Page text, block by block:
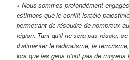
« Nous sommes profondément
estimons que le conflit israélo-
permettant de résoudre de nombreux
région. Tant qu’il ne sera pas résolu,
d’alimenter le radicalisme, le
lors que les gens n’ont pas de moyens